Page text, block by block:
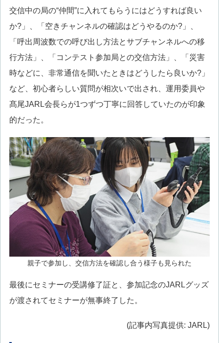
交信中の局の“仲間”に入れてもらうにはどうすれば良い
か?」、「空きチャンネルの確認はどうやるのか?」、
「呼出周波数での呼び出し方法とサブチャンネルへの移
行方法」、「コンテスト参加局との交信方法」、「災害
時などに、非常通信を聞いたときはどうしたら良いか?」
など、初心者らしい質問が相次いで出され、運用委員や
髙尾JARL会長らが1つずつ丁寧に回答していたのが印象
的だった。
親子で参加し、交信方法を確認し合う様子も見られた
最後にセミナーの受講修了証と、参加記念のJARLグッズ
が渡されてセミナーが無事終了した。
(記事内写真提供: JARL)